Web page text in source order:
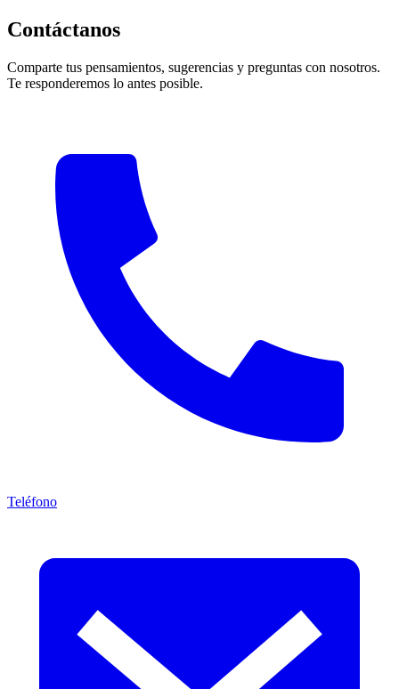
Contáctanos
Comparte tus pensamientos, sugerencias y preguntas con nosotros.
Te responderemos lo antes posible.
Teléfono